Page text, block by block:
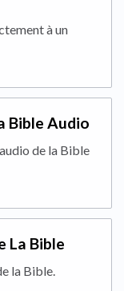
à un
Bible Audio
de la Bible
La Bible
la Bible.